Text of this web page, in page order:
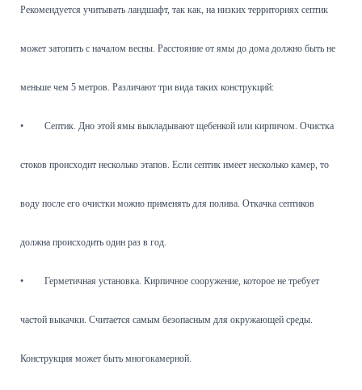
Рекомендуется учитывать ландшафт, так как, на низких территориях септик
может затопить с началом весны. Расстояние от ямы до дома должно быть не
меньше чем 5 метров. Различают три вида таких конструкций:
• Септик. Дно этой ямы выкладывают щебенкой или кирпичом. Очистка
стоков происходит несколько этапов. Если септик имеет несколько камер, то
воду после его очистки можно применять для полива. Откачка септиков
должна происходить один раз в год.
• Герметичная установка. Кирпичное сооружение, которое не требует
частой выкачки. Считается самым безопасным для окружающей среды.
Конструкция может быть многокамерной.